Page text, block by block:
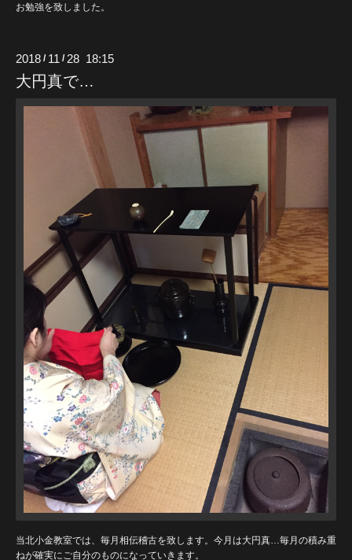
お勉強を致しました。
2018 / 11 / 28 18:15
大円真で…
当北小金教室では、毎月相伝稽古を致します。今月は大円真…毎月の積み重
ねが確実にご自分のものになっていきます。